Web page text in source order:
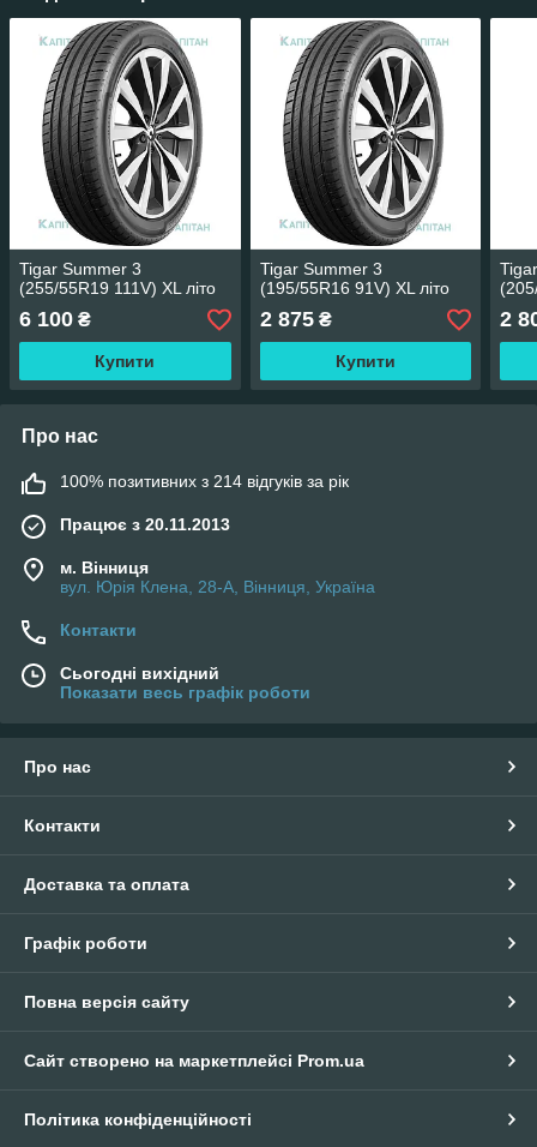
Tigar Summer 3
(255/55R19 111V) XL літо
6 100 ₴
Купити
Tigar Summer 3
(195/55R16 91V) XL літо
2 875₴
Купити
2
Про нас
100% позитивних з 214 відгуків за рік
Працює з 20.11.2013
м. Вінниця
вул. Юрія Клена, 28-А, Вінниця, Україна
Контакти
Сьогодні вихідний
Показати весь графік роботи
Про нас
Контакти
Доставка та оплата
Графік роботи
Повна версія сайту
Сайт створено на маркетплейсі Prom.ua
Політика конфіденційності